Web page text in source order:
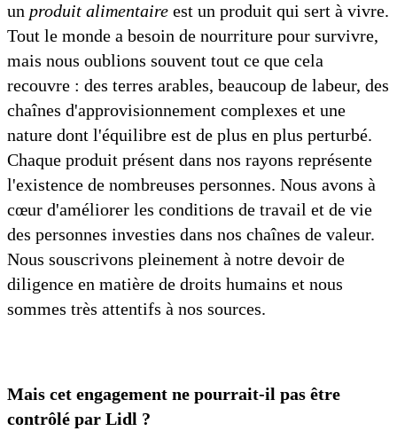
un produit alimentaire est un produit qui sert à vivre.
Tout le monde a besoin de nourriture pour survivre,
mais nous oublions souvent tout ce que cela
recouvre : des terres arables, beaucoup de labeur, des
chaînes d'approvisionnement complexes et une
nature dont l'équilibre est de plus en plus perturbé.
Chaque produit présent dans nos rayons représente
l'existence de nombreuses personnes. Nous avons à
cœur d'améliorer les conditions de travail et de vie
des personnes investies dans nos chaînes de valeur.
Nous souscrivons pleinement à notre devoir de
diligence en matière de droits humains et nous
sommes très attentifs à nos sources.
Mais cet engagement ne pourrait-il pas être
contrôlé par Lidl ?